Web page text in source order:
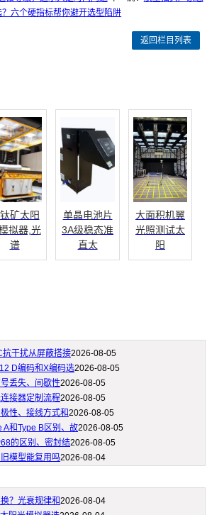
？六个硬指标帮你避开选型陷阱
返回栏目列表
矿太阳
拟器,光
谱
单晶电池片
3A级稳态准
直太
大面积机翼
光照测试太
阳
干扰从屏蔽搭接2026-08-05
D编码和X编码选2026-08-05
丢失、间歇性2026-08-05
接器定制流程2026-08-05
性、接线方式和2026-08-05
A和Type B区别、故2026-08-05
的区别、密封结2026-08-05
模型能复用吗2026-08-04
？光衰规律和2026-08-04